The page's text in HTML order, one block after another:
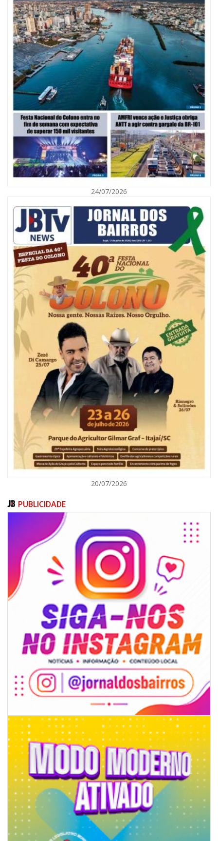
07/08/2026 | 07:00
Saúde de BC promove mutirão de DIU e Implanon na UBS Municípios
neste sábado
POLÍTICA
07/08/2026 | 18:03
COLUNA DO PRISCO PARAÍSO: Mídia domesticada, Centrão comprado e
Supremo fazendo jogo sujo
ITAJAÍ
07/08/2026 | 18:12
Festa das Tradições Brasileiras reúne 4.145 pessoas na estreia, e
Reginaldo Sama sobe ao palco nesta sexta, às 19h
BALNEÁRIO CAMBORIÚ
24/07/2026
20/07/2026
PUBLICIDADE